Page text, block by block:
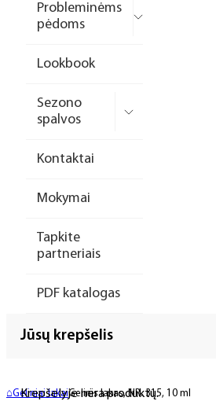
Probleminėms
pėdoms
Lookbook
Sezono
spalvos
Kontaktai
Mokymai
Tapkite
partneriais
PDF katalogas
Jūsų krepšelis
Krepšelyje nėra produktų.
⌂Geliniai lakaiGelinis lakas, NR. 315, 10 ml